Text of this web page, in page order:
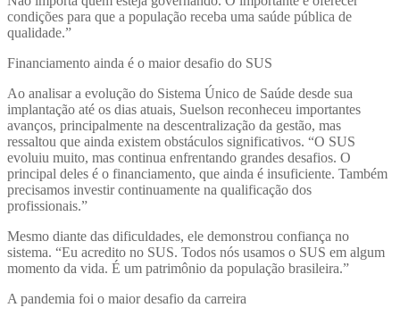
condições para que a população receba uma saúde pública de
qualidade.”
Financiamento ainda é o maior desafio do SUS
Ao analisar a evolução do Sistema Único de Saúde desde sua
implantação até os dias atuais, Suelson reconheceu importantes
avanços, principalmente na descentralização da gestão, mas
ressaltou que ainda existem obstáculos significativos. “O SUS
evoluiu muito, mas continua enfrentando grandes desafios. O
principal deles é o financiamento, que ainda é insuficiente. Também
precisamos investir continuamente na qualificação dos
profissionais.”
Mesmo diante das dificuldades, ele demonstrou confiança no
sistema. “Eu acredito no SUS. Todos nós usamos o SUS em algum
momento da vida. É um patrimônio da população brasileira.”
A pandemia foi o maior desafio da carreira